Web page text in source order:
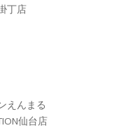
丁店
えんまる
仙台店